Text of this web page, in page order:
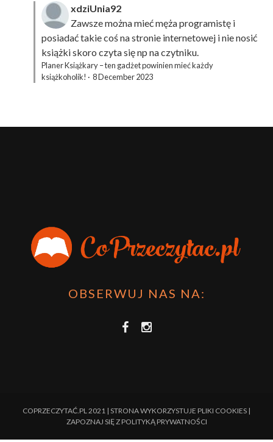
xdziUnia92
Zawsze można mieć męża programistę i
posiadać takie coś na stronie internetowej i nie nosić
książki skoro czyta się np na czytniku.
Planer Książkary – ten gadżet powinien mieć każdy
książkoholik! · 8 December 2023
OBSERWUJ NAS NA:
COPRZECZYTAĆ.PL 2021 | STRONA WYKORZYSTUJE PLIKI COOKIES |
ZAPOZNAJ SIĘ Z POLITYKĄ PRYWATNOŚCI